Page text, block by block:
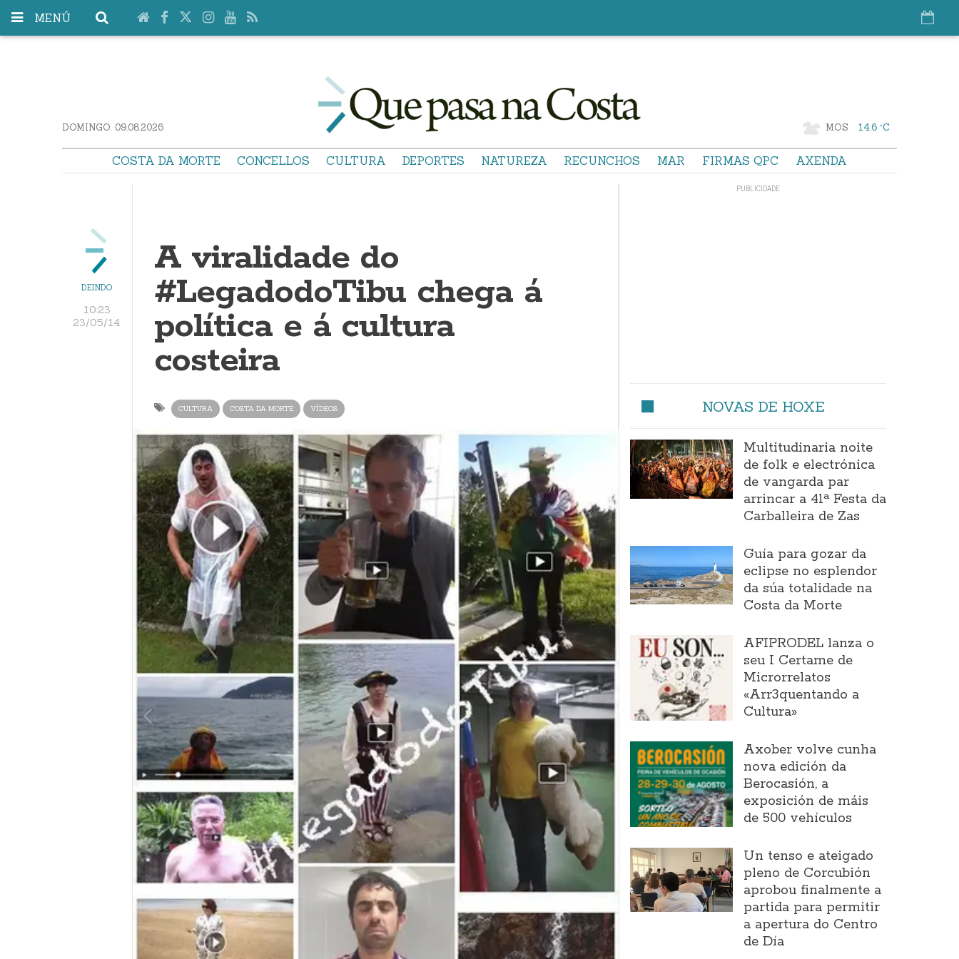
MENÚ
DOMINGO. 09.08.2026 MOS 14.6 °C
COSTA DA MORTE CONCELLOS CULTURA DEPORTES NATUREZA RECUNCHOS MAR FIRMAS QPC AXENDA
DEINDO
10:23
23/05/14
A viralidade do
#LegadodoTibu chega á
política e á cultura
costeira
CULTURA COSTA DA MORTE VÍDEOS NOVAS DE HOXE
Multitudinaria noite
de folk e electrónica
de vangarda par
arrincar a 41ª Festa da
Carballeira de Zas
Guía para gozar da
eclipse no esplendor
da súa totalidade na
Costa da Morte
AFIPRODEL lanza o
seu I Certame de
Microrrelatos
«Arr3quentando a
Cultura»
Axober volve cunha
nova edición da
Berocasión, a
exposición de máis
de 500 vehículos
Un tenso e ateigado
pleno de Corcubión
aprobou finalmente a
partida para permitir
a apertura do Centro
de Día